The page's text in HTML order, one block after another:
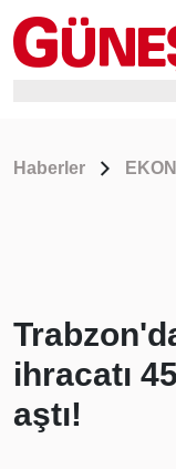
Haberler
ihracatı
aştı!